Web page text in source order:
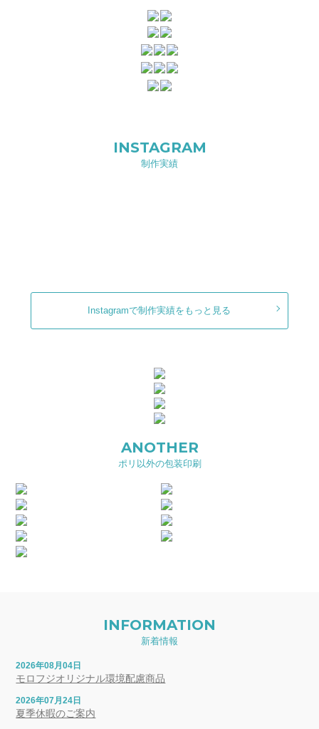
INSTAGRAM
制作実績
Instagramで制作実績をもっと見る
ANOTHER
ポリ以外の包装印刷
INFORMATION
新着情報
2026年08月04日
モロフジオリジナル環境配慮商品
2026年07月24日
夏季休暇のご案内